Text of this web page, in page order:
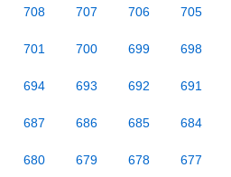
708 707 706 705
701 700 699 698
694 693 692 691
687 686 685 684
680 679 678 677